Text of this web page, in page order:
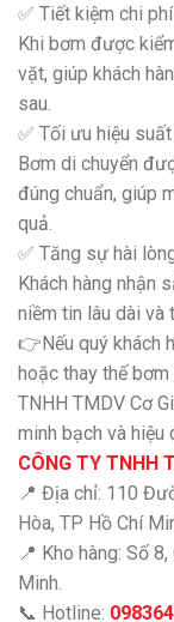
✅ Tiết kiệm chi
Khi bơm được
vặt, giúp khách
sau.
✅ Tối ưu hiệu
Bơm di chuyển
đúng chuẩn, giúp
quả.
✅ Tăng sự hài
Khách hàng nhận
niềm tin lâu dài và
👉Nếu quý khách
hoặc thay thế
TNHH TMDV Cơ
minh bạch và hiệu
CÔNG TY TNHH
📍 Địa chỉ: 110
Hòa, TP Hồ Chí
📍 Kho hàng: Số
Minh.
📞 Hotline: